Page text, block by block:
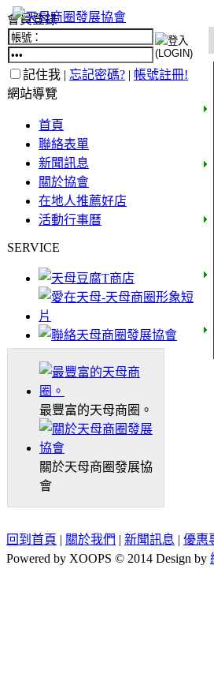
會員登錄
記住我 | 忘記密碼? | 帳號註冊!
網站導覽
首頁
聯絡表單
新聞訊息
關於協會
在地人推薦好店
活動行事曆
SERVICE
最豐富的天母商圈。
關於天母商圈發展協
會
回到首頁 | 關於我們 | 新聞訊息 | 優惠
Powered by XOOPS © 2014 Design by